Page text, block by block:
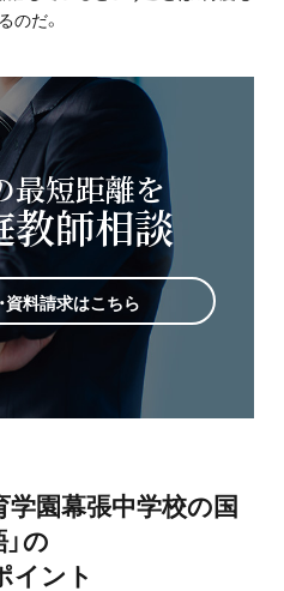
のだ。
最短距離を
教師相談
資料請求はこちら
学園幕張中学校の国
の
イント